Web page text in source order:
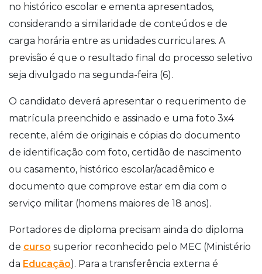
no histórico escolar e ementa apresentados,
considerando a similaridade de conteúdos e de
carga horária entre as unidades curriculares. A
previsão é que o resultado final do processo seletivo
seja divulgado na segunda-feira (6).
O candidato deverá apresentar o requerimento de
matrícula preenchido e assinado e uma foto 3x4
recente, além de originais e cópias do documento
de identificação com foto, certidão de nascimento
ou casamento, histórico escolar/acadêmico e
documento que comprove estar em dia com o
serviço militar (homens maiores de 18 anos).
Portadores de diploma precisam ainda do diploma
de curso superior reconhecido pelo MEC (Ministério
da Educação). Para a transferência externa é